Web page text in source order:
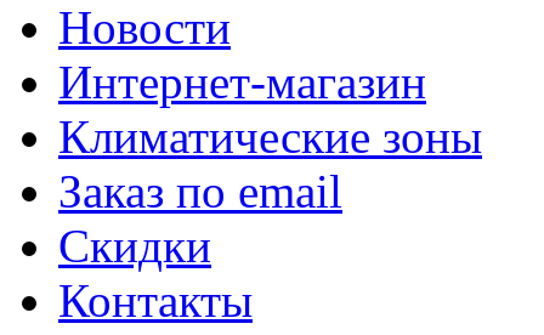
Новости
Интернет-магазин
Климатические зоны
Заказ по email
Скидки
Контакты